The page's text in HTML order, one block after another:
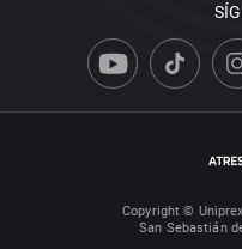
Copyright ©
San Sebastián